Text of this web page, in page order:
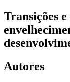
Transições
Autores